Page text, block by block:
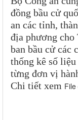
đồng bầu cử
an các tỉnh,
địa phương
ban bầu cử các
thống kê số
từng đơn vị
Chi tiết xem